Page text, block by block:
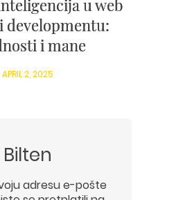
u web
developmentu:
i mane
APRIL 2, 2025
Bilten
adresu e-pošte